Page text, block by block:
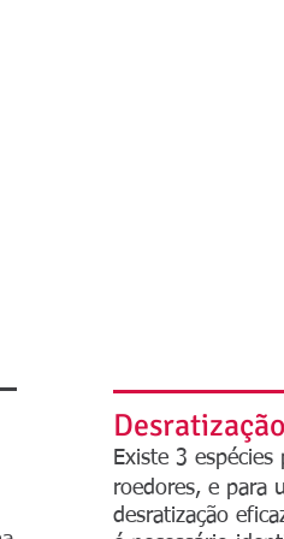
Desratização
Existe 3 espécies
roedores, e para
desratização